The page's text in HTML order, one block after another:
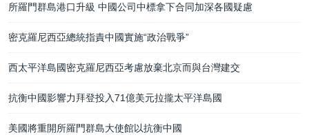
所羅門群島港口升級 中國公司中標拿下合同加深各國疑慮
密克羅尼西亞總統指責中國實施“政治戰爭”
西太平洋島國密克羅尼西亞考慮放棄北京而與台灣建交
抗衡中國影響力拜登投入71億美元拉攏太平洋島國
美國將重開所羅門群島大使館以抗衡中國